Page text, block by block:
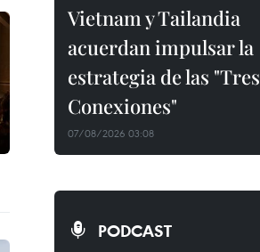
Vietnam y Tailandia
acuerdan impulsar la
estrategia de las "Tres
Conexiones"
07/08/2026 03:08
PODCAST